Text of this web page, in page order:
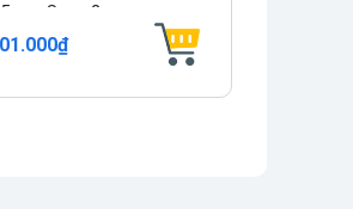
Sang 2...